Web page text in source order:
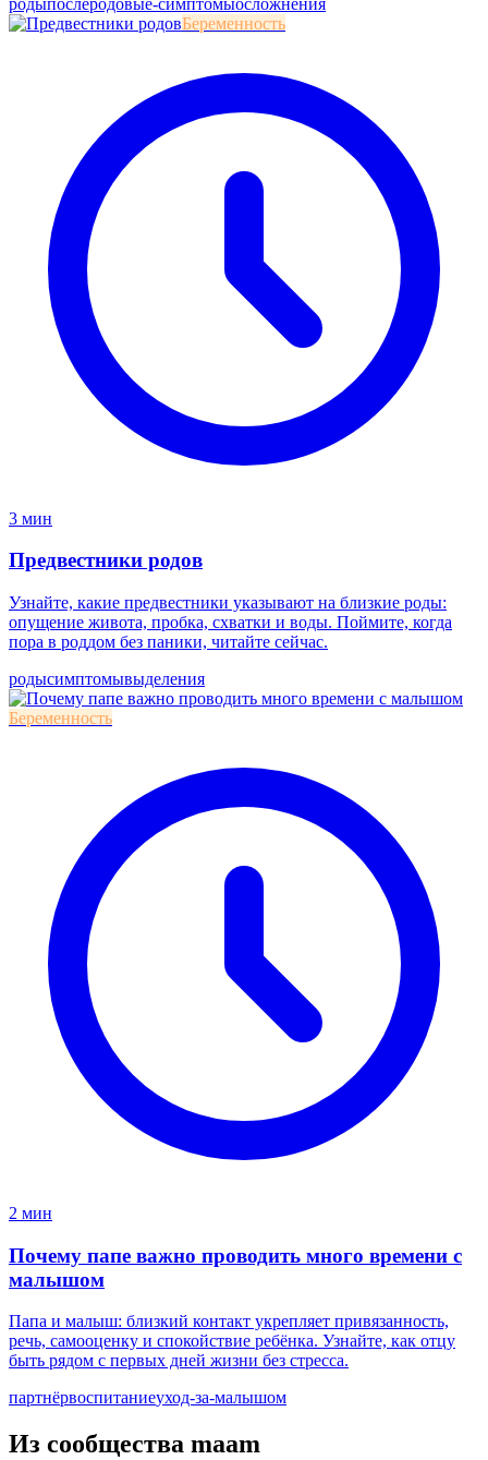
Беременность
3 мин
Предвестники родов
Узнайте, какие предвестники указывают на близкие роды:
опущение живота, пробка, схватки и воды. Поймите, когда
пора в роддом без паники, читайте сейчас.
родысимптомывыделения
Беременность
2 мин
Почему папе важно проводить много времени с
малышом
Папа и малыш: близкий контакт укрепляет привязанность,
речь, самооценку и спокойствие ребёнка. Узнайте, как отцу
быть рядом с первых дней жизни без стресса.
партнёрвоспитаниеуход-за-малышом
Из сообщества maam